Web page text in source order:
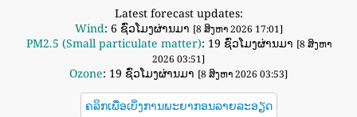
Latest forecast updates:
Wind: 6 ຊົ່ວໂມງຜ່ານມາ [8 ສິງຫາ 2026 17:01]
PM2.5 (Small particulate matter): 19 ຊົ່ວໂມງຜ່ານມາ [8 ສິງຫາ
2026 03:51]
Ozone: 19 ຊົ່ວໂມງຜ່ານມາ [8 ສິງຫາ 2026 03:53]
ຄລິກເພື່ອເບິ່ງການພະຍາກອນລາຍລະອຽດ